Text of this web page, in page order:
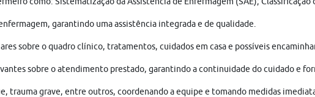
garantindo uma assistência integrada e de qualidade.
sobre o quadro clínico, tratamentos, cuidados em casa e possíveis
sobre o atendimento prestado, garantindo a continuidade do cuidado e
trauma grave, entre outros, coordenando a equipe e tomando medidas